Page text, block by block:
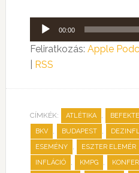
Audió
lejátszó
00:00
Feliratkozás: Apple
RSS
CÍMKÉK: ATLÉTIKA ,
BKV , BUDAPEST ,
ESEMÉNY , ESZTER ELEMÉR
INFLÁCIÓ , KMPG ,